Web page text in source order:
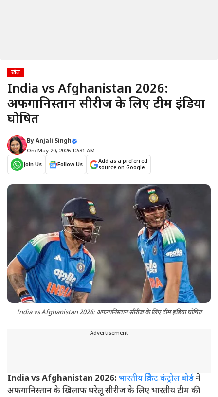
खेल
India vs Afghanistan 2026:
अफगानिस्तान सीरीज के लिए टीम इंडिया
घोषित
ByAnjali Singh
On: May 20, 2026 12:31 AM
Join Us
Follow Us
Add as a preferred
source on Google
India vs Afghanistan 2026: अफगानिस्तान सीरीज के लिए टीम इंडिया घोषित
---Advertisement---
India vs Afghanistan 2026: भारतीय क्रिकेट कंट्रोल बोर्डने
अफगानिस्तान के खिलाफ घरेलू सीरीज के लिए भारतीय टीम की